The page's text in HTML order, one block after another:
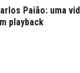
Paião: uma
playback